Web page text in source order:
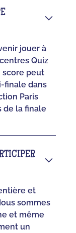
jouer à
Quiz
score peut
finale dans
Paris
de la finale
et
sommes
et même
un